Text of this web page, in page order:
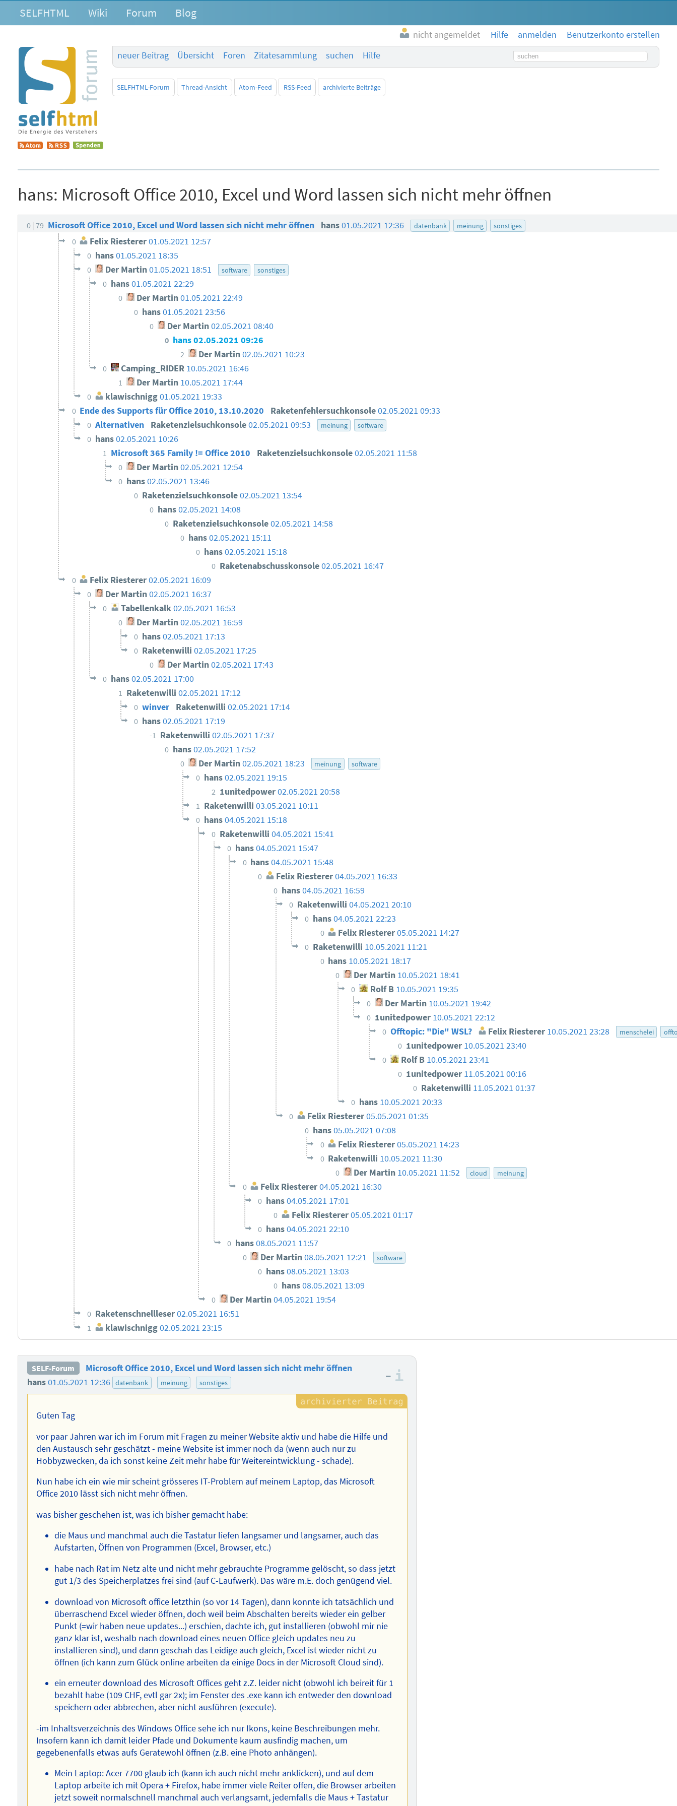
SELFHTML Wiki Forum Blog
nicht angemeldet Hilfe anmelden
Benutzerkonto erstellen
neuer Beitrag
Übersicht Foren Zitatesammlung suchen Hilfe Suchbegriff
SELFHTML-Forum Thread-Ansicht Atom-Feed RSS-Feed archivierte Beiträge
hans: Microsoft Office 2010, Excel und Word lassen sich nicht mehr öffnen
0 79 Microsoft Office 2010, Excel und Word lassen sich nicht mehr öffnen hans01.05.2021 12:36 datenbank meinung sonstiges
0 Felix Riesterer01.05.2021 12:57
0 hans01.05.2021 18:35
0 Der Martin01.05.2021 18:51 software sonstiges
0 hans01.05.2021 22:29
0 Der Martin01.05.2021 22:49
0 hans01.05.2021 23:56
0 Der Martin02.05.2021 08:40
0 hans02.05.2021 09:26
2 Der Martin02.05.2021 10:23
0 Camping_RIDER 10.05.2021 16:46
1 Der Martin 10.05.2021 17:44
0 klawischnigg01.05.2021 19:33
0 Ende des Supports für Office 2010, 13.10.2020 Raketenfehlersuchkonsole02.05.2021 09:33
0 Alternativen Raketenzielsuchkonsole02.05.2021 09:53 meinung software
0 hans02.05.2021 10:26
1 Microsoft 365 Family != Office 2010 Raketenzielsuchkonsole02.05.2021 11:58
0 Der Martin02.05.2021 12:54
0 hans02.05.2021 13:46
0 Raketenzielsuchkonsole02.05.2021 13:54
0 hans02.05.2021 14:08
0 Raketenzielsuchkonsole02.05.2021 14:58
0 hans02.05.2021 15:11
0 hans02.05.2021 15:18
0 Raketenabschusskonsole02.05.2021 16:47
0 Felix Riesterer02.05.2021 16:09
0 Der Martin02.05.2021 16:37
0 Tabellenkalk02.05.2021 16:53
0 Der Martin02.05.2021 16:59
0 hans02.05.2021 17:13
0 Raketenwilli 02.05.2021 17:25
0 Der Martin02.05.2021 17:43
0 hans02.05.2021 17:00
1 Raketenwilli 02.05.2021 17:12
0 winver Raketenwilli 02.05.2021 17:14
0 hans02.05.2021 17:19
-1 Raketenwilli 02.05.2021 17:37
0 hans02.05.2021 17:52
0 Der Martin02.05.2021 18:23 meinung software
0 hans02.05.2021 19:15
2 1unitedpower02.05.2021 20:58
1 Raketenwilli 03.05.2021 10:11
0 hans04.05.2021 15:18
0 Raketenwilli 04.05.2021 15:41
0 hans04.05.2021 15:47
0 hans04.05.2021 15:48
0 Felix Riesterer04.05.2021 16:33
0 hans04.05.2021 16:59
0 Raketenwilli 04.05.2021 20:10
0 hans04.05.2021 22:23
0 Felix Riesterer05.05.2021 14:27
0 Raketenwilli 10.05.2021 11:21
0 hans 10.05.2021 18:17
0 Der Martin 10.05.2021 18:41
0 Rolf B 10.05.2021 19:35
0 Der Martin 10.05.2021 19:42
0 1unitedpower 10.05.2021 22:12
0 Offtopic: "Die" WSL? Felix Riesterer 10.05.2021 23:28 menschelei
0 1unitedpower 10.05.2021 23:40
0 Rolf B 10.05.2021 23:41
0 1unitedpower 11.05.2021 00:16
0 Raketenwilli 11.05.2021 01:37
0 hans 10.05.2021 20:33
0 Felix Riesterer05.05.2021 01:35
0 hans05.05.2021 07:08
0 Felix Riesterer05.05.2021 14:23
0 Raketenwilli 10.05.2021 11:30
0 Der Martin 10.05.2021 11:52 cloud meinung
0 Felix Riesterer04.05.2021 16:30
0 hans04.05.2021 17:01
0 Felix Riesterer05.05.2021 01:17
0 hans04.05.2021 22:10
0 hans08.05.2021 11:57
0 Der Martin08.05.2021 12:21 software
0 hans08.05.2021 13:03
0 hans08.05.2021 13:09
0 Der Martin04.05.2021 19:54
0 Raketenschnellleser02.05.2021 16:51
1 klawischnigg02.05.2021 23:15
SELF-Forum
Microsoft Office 2010, Excel und Word lassen sich nicht mehr öffnen
hans01.05.2021 12:36 datenbank meinung sonstiges –
Guten Tag
vor paar Jahren war ich im Forum mit Fragen zu meiner Website aktiv und habe die Hilfe und
den Austausch sehr geschätzt - meine Website ist immer noch da (wenn auch nur zu
Hobbyzwecken, da ich sonst keine Zeit mehr habe für Weitereintwicklung - schade).
Nun habe ich ein wie mir scheint grösseres IT-Problem auf meinem Laptop, das Microsoft
Office 2010 lässt sich nicht mehr öffnen.
was bisher geschehen ist, was ich bisher gemacht habe:
die Maus und manchmal auch die Tastatur liefen langsamer und langsamer, auch das
Aufstarten, Öffnen von Programmen (Excel, Browser, etc.)
habe nach Rat im Netz alte und nicht mehr gebrauchte Programme gelöscht, so dass jetzt
gut 1/3 des Speicherplatzes frei sind (auf C-Laufwerk). Das wäre m.E. doch genügend viel.
download von Microsoft office letzthin (so vor 14 Tagen), dann konnte ich tatsächlich und
überraschend Excel wieder öffnen, doch weil beim Abschalten bereits wieder ein gelber
Punkt (=wir haben neue updates...) erschien, dachte ich, gut installieren (obwohl mir nie
ganz klar ist, weshalb nach download eines neuen Office gleich updates neu zu
installieren sind), und dann geschah das Leidige auch gleich, Excel ist wieder nicht zu
öffnen (ich kann zum Glück online arbeiten da einige Docs in der Microsoft Cloud sind).
ein erneuter download des Microsoft Offices geht z.Z. leider nicht (obwohl ich beireit für 1
bezahlt habe (109 CHF, evtl gar 2x); im Fenster des .exe kann ich entweder den download
speichern oder abbrechen, aber nicht ausführen (execute).
-im Inhaltsverzeichnis des Windows Office sehe ich nur Ikons, keine Beschreibungen mehr.
Insofern kann ich damit leider Pfade und Dokumente kaum ausfindig machen, um
gegebenenfalls etwas aufs Geratewohl öffnen (z.B. eine Photo anhängen).
Mein Laptop: Acer 7700 glaub ich (kann ich auch nicht mehr anklicken), und auf dem
Laptop arbeite ich mit Opera + Firefox, habe immer viele Reiter offen, die Browser arbeiten
jetzt soweit normalschnell manchmal auch verlangsamt, jedemfalls die Maus + Tastatur